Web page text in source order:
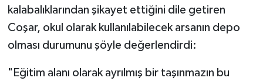
kalabalıklarından şikayet ettiğini dile getiren
Coşar, okul olarak kullanılabilecek arsanın depo
olması durumunu şöyle değerlendirdi:
"Eğitim alanı olarak ayrılmış bir taşınmazın bu